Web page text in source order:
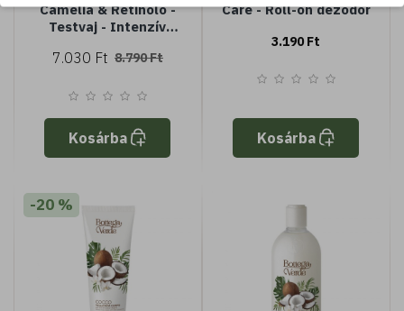
Camelia & Retinolo -
Testvaj - Intenzív
7.030 Ft 8.790 Ft
Kosárba
Care - Roll-on dezodor
3.190 Ft
Kosárba
-20 %